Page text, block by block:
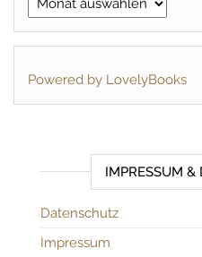
Powered by LovelyBooks
IMPRESSUM &
Datenschutz
Impressum